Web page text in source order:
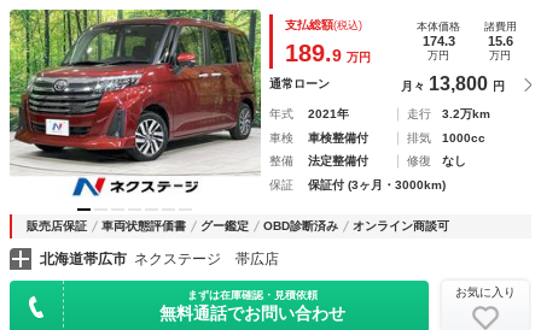
レーダークルーズ 禁煙車 シートヒーター ドラレコ コー
ナーセンサー スマートキー ＬＥＤヘッド
支払総額(税込)
189.9 万円
本体価格
174.3
万円
諸費用
15.6
万円
通常ローン 月々 13,800 円
年式 2021年 走行
3.2万km
車検
車検整備付 排気
1000cc
整備
法定整備付 修復
なし
保証
保証付 (3ヶ月・3000km)
販売店保証 車両状態評価書 グー鑑定 OBD診断済み オンライン商談可
北海道帯広市 ネクステージ 帯広店
まずは在庫確認・見積依頼
無料通話でお問い合わせ
お気に入り